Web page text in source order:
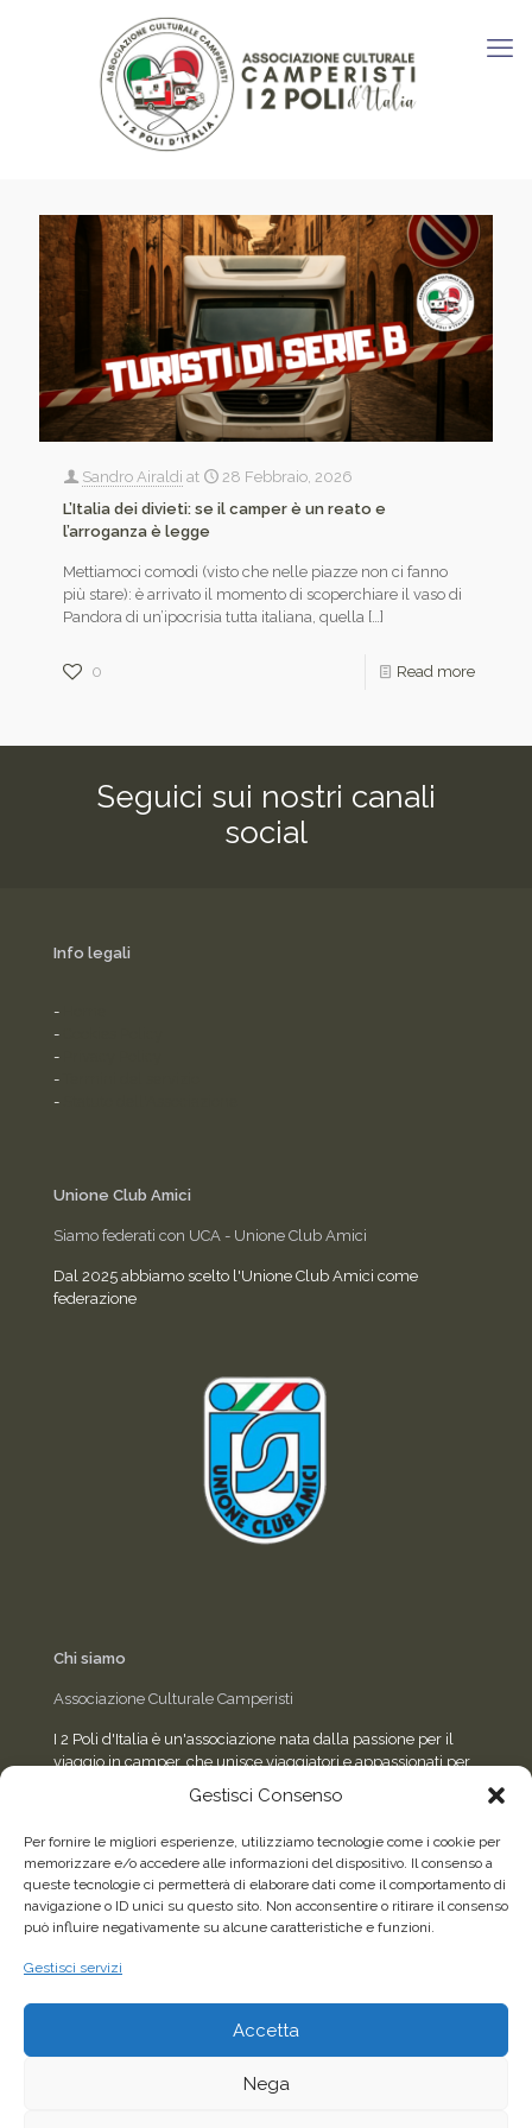
Gestisci Consenso
Per fornire le migliori esperienze, utilizziamo tecnologie come i cookie per
memorizzare e/o accedere alle informazioni del dispositivo. Il consenso a
queste tecnologie ci permetterà di elaborare dati come il comportamento di
navigazione o ID unici su questo sito. Non acconsentire o ritirare il consenso
può influire negativamente su alcune caratteristiche e funzioni.
Gestisci servizi
Accetta
Nega
Sandro Airaldi at
28 Febbraio, 2026
L’Italia dei divieti: se il camper è un reato e
l’arroganza è legge
Mettiamoci comodi (visto che nelle piazze non ci fanno
più stare): è arrivato il momento di scoperchiare il vaso di
Pandora di un’ipocrisia tutta italiana, quella […]
0 Read more
Seguici sui nostri canali
social
Info legali
-
-
-
-
-
Unione Club Amici
Siamo federati con UCA - Unione Club Amici
Dal 2025 abbiamo scelto l'Unione Club Amici come
federazione
Chi siamo
Associazione Culturale Camperisti
I 2 Poli d'Italia è un'associazione nata dalla passione per il
viaggio in camper, che unisce viaggiatori e appassionati per
condividere esperienze, eventi e consigli sulla strada.
Seguici sui social
Facebook
WhatsApp
2026©Tutti i diritti riservati - Associazione Culturale
Camperisti "I 2 Poli d'Italia" - C.F. 96622150587 |